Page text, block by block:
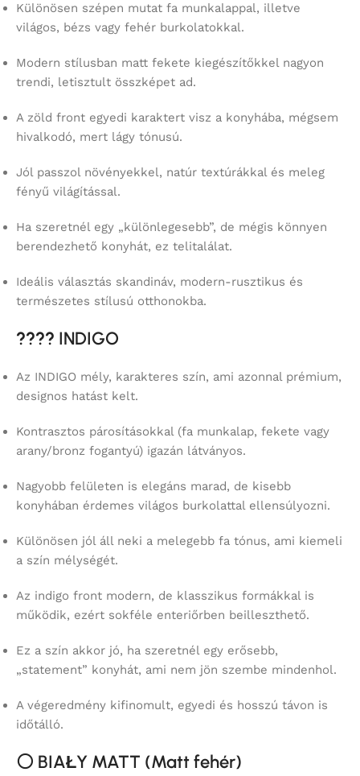
Különösen szépen mutat fa munkalappal, illetve
világos, bézs vagy fehér burkolatokkal.
Modern stílusban matt fekete kiegészítőkkel nagyon
trendi, letisztult összképet ad.
A zöld front egyedi karaktert visz a konyhába, mégsem
hivalkodó, mert lágy tónusú.
Jól passzol növényekkel, natúr textúrákkal és meleg
fényű világítással.
Ha szeretnél egy „különlegesebb”, de mégis könnyen
berendezhető konyhát, ez telitalálat.
Ideális választás skandináv, modern-rusztikus és
természetes stílusú otthonokba.
???? INDIGO
Az INDIGO mély, karakteres szín, ami azonnal prémium,
designos hatást kelt.
Kontrasztos párosításokkal (fa munkalap, fekete vagy
arany/bronz fogantyú) igazán látványos.
Nagyobb felületen is elegáns marad, de kisebb
konyhában érdemes világos burkolattal ellensúlyozni.
Különösen jól áll neki a melegebb fa tónus, ami kiemeli
a szín mélységét.
Az indigo front modern, de klasszikus formákkal is
működik, ezért sokféle enteriőrben beilleszthető.
Ez a szín akkor jó, ha szeretnél egy erősebb,
„statement” konyhát, ami nem jön szembe mindenhol.
A végeredmény kifinomult, egyedi és hosszú távon is
időtálló.
⚪ BIAŁY MATT (Matt fehér)